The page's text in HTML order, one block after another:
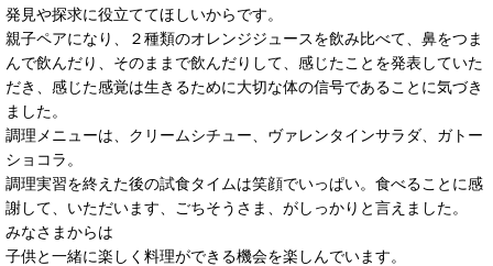
発見や探求に役立ててほしいからです。
親子ペアになり、２種類のオレンジジュースを飲み比べて、鼻をつま
んで飲んだり、そのままで飲んだりして、感じたことを発表していた
だき、感じた感覚は生きるために大切な体の信号であることに気づき
ました。
調理メニューは、クリームシチュー、ヴァレンタインサラダ、ガトー
ショコラ。
調理実習を終えた後の試食タイムは笑顔でいっぱい。食べることに感
謝して、いただいます、ごちそうさま、がしっかりと言えました。
みなさまからは
子供と一緒に楽しく料理ができる機会を楽しんでいます。